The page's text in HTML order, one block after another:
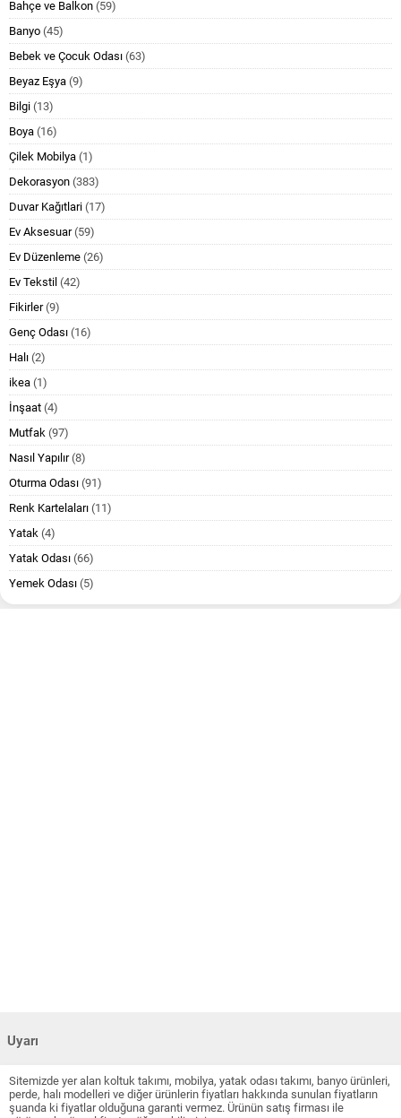
Bahçe ve Balkon (59)
Banyo (45)
Bebek ve Çocuk Odası (63)
Beyaz Eşya (9)
Bilgi (13)
Boya (16)
Çilek Mobilya (1)
Dekorasyon (383)
Duvar Kağıtlari (17)
Ev Aksesuar(59)
Ev Düzenleme (26)
Ev Tekstil (42)
Fikirler(9)
Genç Odası (16)
Halı (2)
ikea (1)
İnşaat (4)
Mutfak (97)
Nasıl Yapılır(8)
Oturma Odası (91)
Renk Kartelaları (11)
Yatak (4)
Yatak Odası (66)
Yemek Odası (5)
Uyarı
Sitemizde yer alan koltuk takımı, mobilya, yatak odası takımı, banyo ürünleri,
perde, halı modelleri ve diğer ürünlerin fiyatları hakkında sunulan fiyatların
şuanda ki fiyatlar olduğuna garanti vermez. Ürünün satış firması ile